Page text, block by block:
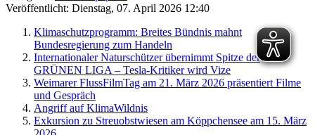
Veröffentlicht: Dienstag, 07. April 2026 12:40
Klimaschutzprogramm: Breites Bündnis mahnt
Bundesregierung zum Handeln
Internationaler Naturschützer übernimmt Spitze der
GRÜNEN LIGA – Tesla-Kritiker wird Vize
Weimarer FlussFilmTag am 21. März 2026 präsentiert Filme
und Gespräch
Angriff auf KlimaWildnis
Exkursion zu Streuobstwiesen am Köppchensee am 15. März